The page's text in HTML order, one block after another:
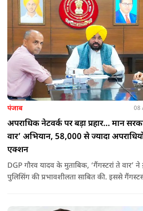
पंजाब 08
अपराधिक नेटवर्क पर बड़ा प्रहार… मान
वार’ अभियान, 58,000 से ज्यादा
एक्शन
DGP गौरव यादव के मुताबिक, ‘गैंगस्टरां ते वार’
पुलिसिंग की प्रभावशीलता साबित की. इससे